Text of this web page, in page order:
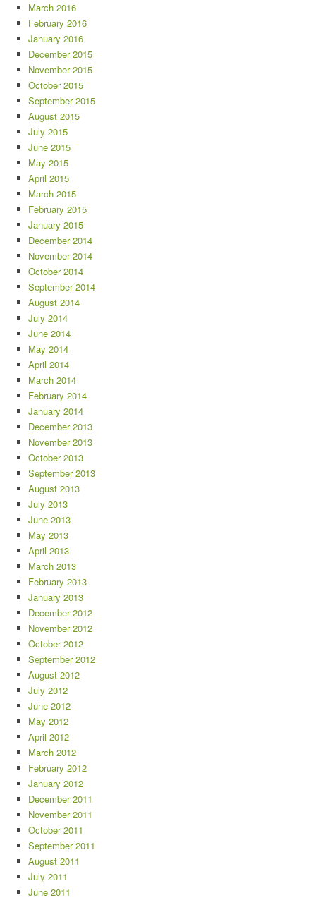
March 2016
February 2016
January 2016
December 2015
November 2015
October 2015
September 2015
August 2015
July 2015
June 2015
May 2015
April 2015
March 2015
February 2015
January 2015
December 2014
November 2014
October 2014
September 2014
August 2014
July 2014
June 2014
May 2014
April 2014
March 2014
February 2014
January 2014
December 2013
November 2013
October 2013
September 2013
August 2013
July 2013
June 2013
May 2013
April 2013
March 2013
February 2013
January 2013
December 2012
November 2012
October 2012
September 2012
August 2012
July 2012
June 2012
May 2012
April 2012
March 2012
February 2012
January 2012
December 2011
November 2011
October 2011
September 2011
August 2011
July 2011
June 2011